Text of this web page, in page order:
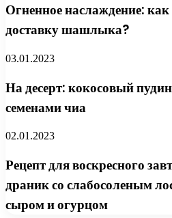
Огненное наслаждение:
доставку шашлыка?
03.01.2023
На десерт: кокосовый
семенами чиа
02.01.2023
Рецепт для воскресного
драник со слабосоленым
сыром и огурцом